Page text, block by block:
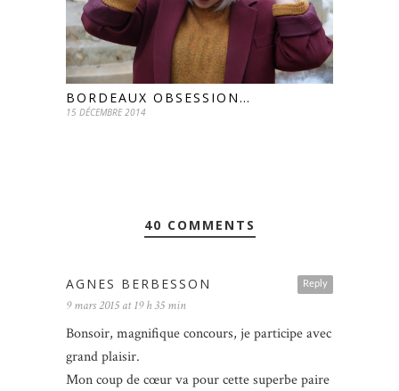
BORDEAUX OBSESSION…
15 DÉCEMBRE 2014
40 COMMENTS
Reply
AGNES BERBESSON
9 mars 2015 at 19 h 35 min
Bonsoir, magnifique concours, je participe avec
grand plaisir.
Mon coup de cœur va pour cette superbe paire